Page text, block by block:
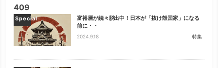
409
Special
富裕層が続々脱出中！日本が「抜け殻国家」になる
前に・・
2024.9.18 特集